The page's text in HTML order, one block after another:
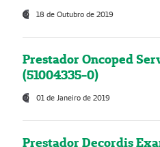
18 de Outubro de 2019
Prestador Oncoped
(51004335-0)
01 de Janeiro de 2019
Prestador Decordis